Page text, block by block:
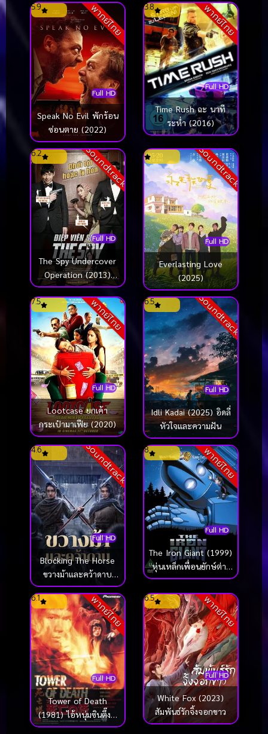
พากย์ไทย
Full HD
5.9
Speak No Evil พักร้อน
ซ่อนตาย (2022)
พากย์ไทย
Full HD
3.8
Time Rush ฉะ นาที
ระห่ำ (2016)
Soundtrack
Full HD
6.2
The Spy Undercover
Operation (2013)
ปฏิบัติการลับ กับเมียสุด
เลิฟ (ซับไทย)
Soundtrack
Full HD
Everlasting Love
(2025)
พากย์ไทย
Full HD
7.5
Lootcase ยกเค้า
กระเป๋ามาเฟีย (2020)
Soundtrack
Full HD
6.5
Idli Kadai (2025) อิดลี่
หัวใจและความฝัน
Soundtrack
Full HD
4.6
Blocking The Horse
ขวางม้าและคว้าดาบ
(2024)
พากย์ไทย
Full HD
8
The Iron Giant (1999)
หุ่นเหล็กเพื่อนยักษ์ต่าง
โลก
พากย์ไทย
Full HD
6.1
Tower of Death
(1981) ไอ้หนุ่มซินตึ๊ง…
ระห่ำแตก
พากย์ไทย
Full HD
6.5
White Fox (2023)
สัมพันธ์รักจิ้งจอกขาว